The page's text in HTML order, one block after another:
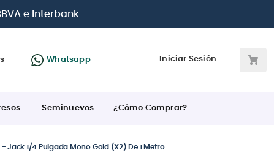
e Interbank
Whatsapp Iniciar Sesión
Seminuevos ¿Cómo Comprar?
Jack 1/4 Pulgada Mono Gold (x2) De 1 Metro